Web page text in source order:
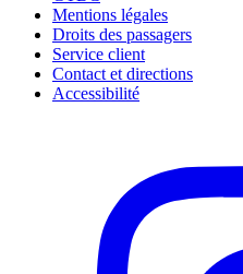
Mentions légales
Droits des passagers
Service client
Contact et directions
Accessibilité